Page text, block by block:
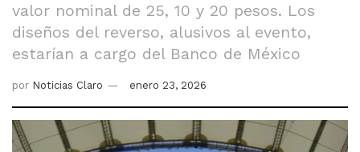
valor nominal de 25, 10 y 20 pesos. Los
diseños del reverso, alusivos al evento,
estarían a cargo del Banco de México
por Noticias Claro enero 23, 2026